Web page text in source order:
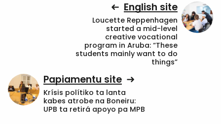
English site
Loucette Reppenhagen
started a mid-level
creative vocational
program in Aruba: “These
students mainly want to do
things”
Papiamentu site
Krísis polítiko ta lanta
kabes atrobe na Boneiru:
UPB ta retirá apoyo pa MPB